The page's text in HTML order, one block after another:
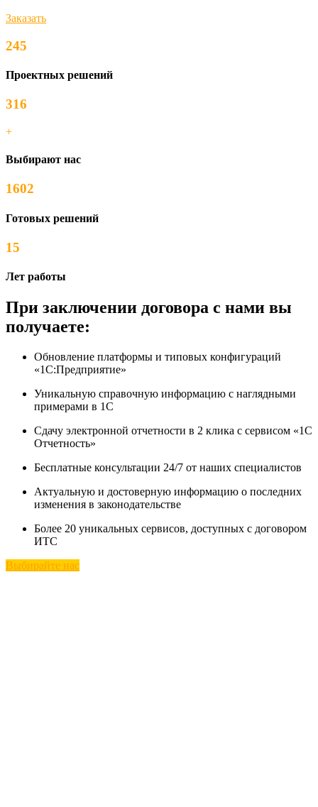
Заказать
245
Проектных решений
316
+
Выбирают нас
1602
Готовых решений
15
Лет работы
При заключении договора с нами вы
получаете:
Обновление платформы и типовых конфигураций
«1С:Предприятие»
Уникальную справочную информацию с наглядными
примерами в 1С
Сдачу электронной отчетности в 2 клика с сервисом «1С
Отчетность»
Бесплатные консультации 24/7 от наших специалистов
Актуальную и достоверную информацию о последних
изменения в законодательстве
Более 20 уникальных сервисов, доступных с договором
ИТС
Выбирайте нас